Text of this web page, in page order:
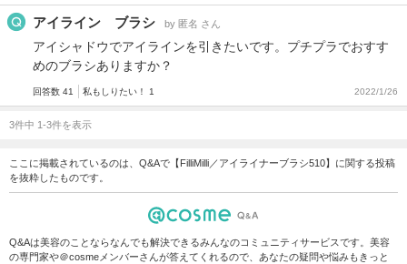
アイライン ブラシ by 匿名 さん
アイシャドウでアイラインを引きたいです。プチプラでおすす
めのブラシありますか？
回答数 41 私もしりたい！ 1 2022/1/26
3件中 1-3件を表示
ここに掲載されているのは、Q&Aで【FilliMilli／アイライナーブラシ510】に関する投稿
を抜粋したものです。
Q&Aは美容のことならなんでも解決できるみんなのコミュニティサービスです。美容
の専門家や＠cosmeメンバーさんが答えてくれるので、あなたの疑問や悩みもきっと